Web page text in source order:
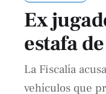
Ex
estafa
La Fiscalía
vehículos que